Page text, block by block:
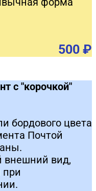
500 ₽
с "корочкой"
бордового цвета
Почтой
внешний вид,
при